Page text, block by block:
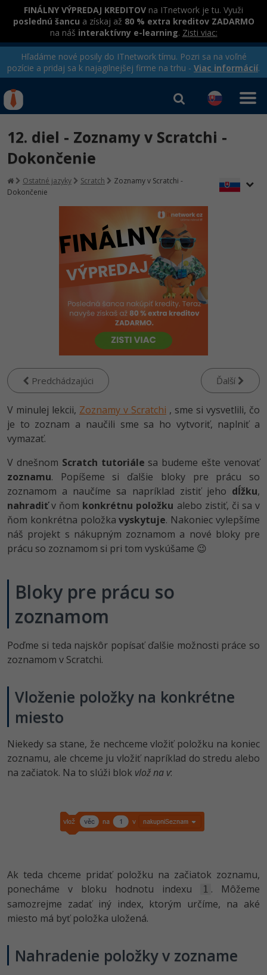
FINÁLNY VÝPREDAJ KREDITOV na ITnetwork je tu. Využi
poslednú šancu a získaj až 80 % extra kreditov ZADARMO
na náš interaktívny e-learning. Zisti viac:
Hľadáme nové posily do ITnetwork tímu. Pozri sa na voľné
pozície a pridaj sa k najagilnejšej firme na trhu - Viac informácií.
Rekvalifikačné kurzy
hradené úradom práce
Kurzy programovania
C# .NET -80%
Python -80%
JavaScript -80%
C++
Swift -80%
Kotlin -80%
VB.NET
SQL
UML -80%
Umelá inteligencia -10%
Pre deti
Viac
Marketing -30%
SEO -30%
Business
Copywriting -30%
-80%
Google Dokumenty
Kurzy dizajnu
HTML/CSS -80%
Adobe Illustrator -80%
Adobe XD -15%
Adobe InDesign -25%
Blender -80%
Príbehy absolventov
Prihlásiť sa | Registrovať
12. diel - Zoznamy v Scratchi -
Dokončenie
Ostatné jazyky Scratch
Zoznamy v Scratchi -
Dokončenie
Predchádzajúci Ďalší
V minulej lekcii, Zoznamy v Scratchi , sme si vysvetlili, čo
je to zoznam a naučili sme sa ho vytvoriť, naplniť a
vymazať.
V dnešnom Scratch tutoriále sa budeme ešte venovať
zoznamu. Popíšeme si ďalšie bloky pre prácu so
zoznamom a naučíme sa napríklad zistiť jeho dĺžku,
nahradiťv ňom konkrétnu položku alebo zistiť, či sa v
ňom konkrétna položkavyskytuje. Nakoniec vylepšíme
náš projekt s nákupným zoznamom a nové bloky pre
prácu so zoznamom si pri tom vyskúšame 😉
Bloky pre prácu so
zoznamom
Poďme si teda najskôr popísať ďalšie možnosti práce so
zoznamom v Scratchi.
Vloženie položky na konkrétne
miesto
Niekedy sa stane, že nechceme vložiť položku na koniec
zoznamu, ale chceme ju vložiť napríklad do stredu alebo
na začiatok. Na to slúži blok vlož na v:
Ak teda chceme pridať položku na začiatok zoznamu,
ponecháme v bloku hodnotu indexu
1 . Môžeme
samozrejme zadať iný index, ktorým určíme, na aké
miesto má byť položka uložená.
Nahradenie položky v zozname